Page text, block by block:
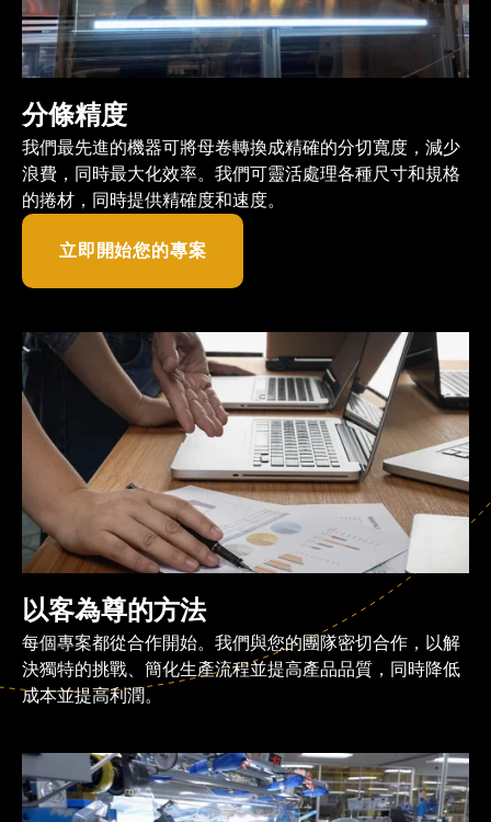
分條精度
我們最先進的機器可將母卷轉換成精確的分切寬度，減少
浪費，同時最大化效率。我們可靈活處理各種尺寸和規格
的捲材，同時提供精確度和速度。
立即開始您的專案
以客為尊的方法
每個專案都從合作開始。我們與您的團隊密切合作，以解
決獨特的挑戰、簡化生產流程並提高產品品質，同時降低
成本並提高利潤。